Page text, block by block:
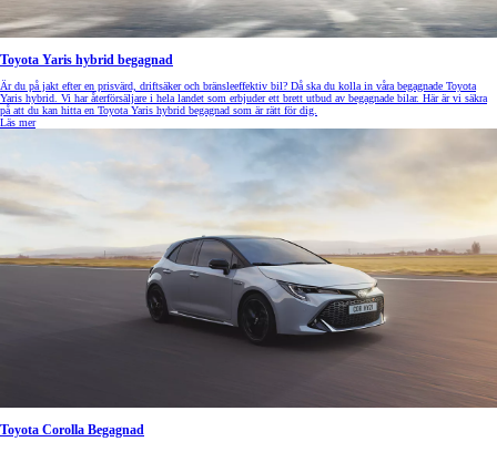
Toyota Yaris hybrid begagnad
Är du på jakt efter en prisvärd, driftsäker och bränsleeffektiv bil? Då ska du kolla in våra begagnade Toyota
Yaris hybrid. Vi har återförsäljare i hela landet som erbjuder ett brett utbud av begagnade bilar. Här är vi säkra
på att du kan hitta en Toyota Yaris hybrid begagnad som är rätt för dig.
Läs mer
Toyota Corolla Begagnad